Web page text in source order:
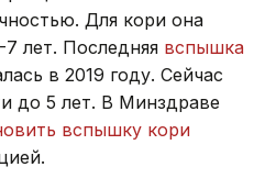
Для кори она
лет. Последняя вспышка
в 2019 году. Сейчас
до 5 лет. В Минздраве
вспышку кори